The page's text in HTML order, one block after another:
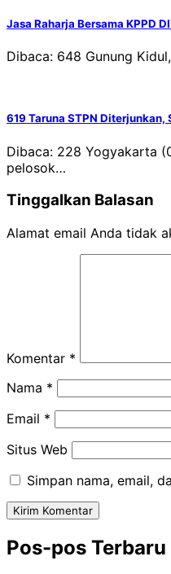
Jasa Raharja Bersama KPPD
Dibaca: 648 Gunung
619 Taruna STPN Diterjunkan,
Dibaca: 228 Yogyakarta
pelosok…
Tinggalkan Balasan
Alamat email Anda tidak
Komentar *
Nama *
Email *
Situs Web
Simpan nama, email,
Pos-pos Terbaru